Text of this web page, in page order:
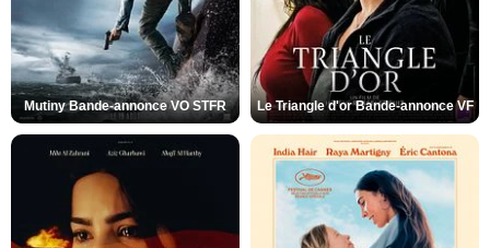
Mutiny Bande-annonce VO STFR Le Triangle d'or Bande-annonce VF